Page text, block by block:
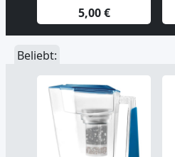
5,00 €
Beliebt: